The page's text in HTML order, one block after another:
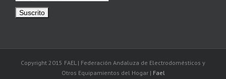
Copyright 2015 FAEL | Federación Andaluza de Electrodomésticos y
Otros Equipamientos del Hogar | Fael